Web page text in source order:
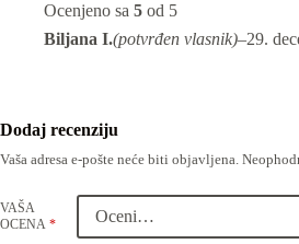
Ocenjeno sa 5 od 5
Biljana I.(potvrđen vlasnik)–29.
Dodaj recenziju
Vaša adresa e-pošte neće biti objavljena.
VAŠA
OCENA *